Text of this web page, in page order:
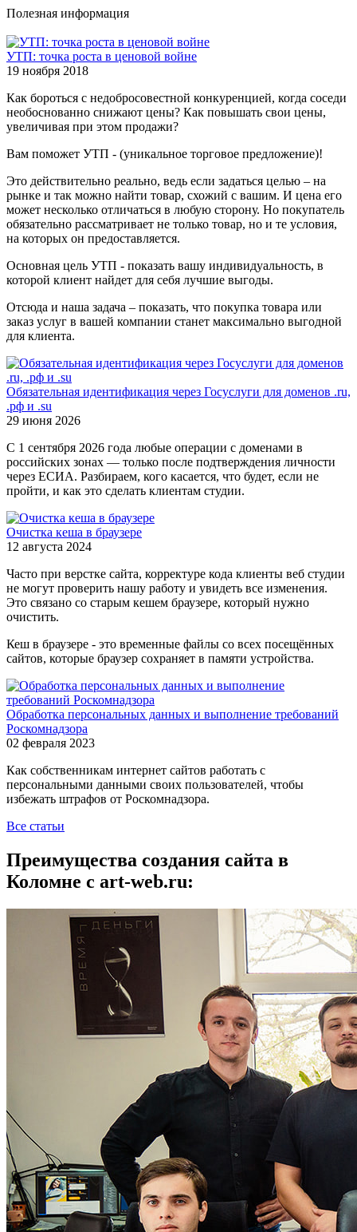
Полезная информация
УТП: точка роста в ценовой войне
19 ноября 2018
Как бороться с недобросовестной конкуренцией, когда соседи
необоснованно снижают цены? Как повышать свои цены,
увеличивая при этом продажи?
Вам поможет УТП - (уникальное торговое предложение)!
Это действительно реально, ведь если задаться целью – на
рынке и так можно найти товар, схожий с вашим. И цена его
может несколько отличаться в любую сторону. Но покупатель
обязательно рассматривает не только товар, но и те условия,
на которых он предоставляется.
Основная цель УТП - показать вашу индивидуальность, в
которой клиент найдет для себя лучшие выгоды.
Отсюда и наша задача – показать, что покупка товара или
заказ услуг в вашей компании станет максимально выгодной
для клиента.
Обязательная идентификация через Госуслуги для доменов .ru,
.рф и .su
29 июня 2026
С 1 сентября 2026 года любые операции с доменами в
российских зонах — только после подтверждения личности
через ЕСИА. Разбираем, кого касается, что будет, если не
пройти, и как это сделать клиентам студии.
Очистка кеша в браузере
12 августа 2024
Часто при верстке сайта, корректуре кода клиенты веб студии
не могут проверить нашу работу и увидеть все изменения.
Это связано со старым кешем браузере, который нужно
очистить.
Кеш в браузере - это временные файлы со всех посещённых
сайтов, которые браузер сохраняет в памяти устройства.
Обработка персональных данных и выполнение требований
Роскомнадзора
02 февраля 2023
Как собственникам интернет сайтов работать с
персональными данными своих пользователей, чтобы
избежать штрафов от Роскомнадзора.
Все статьи
Преимущества создания сайта в
Коломне с art-web.ru: